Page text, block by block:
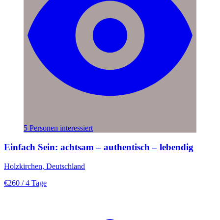
5 Personen interessiert
Einfach Sein: achtsam – authentisch – lebendig
Holzkirchen, Deutschland
€260 / 4 Tage